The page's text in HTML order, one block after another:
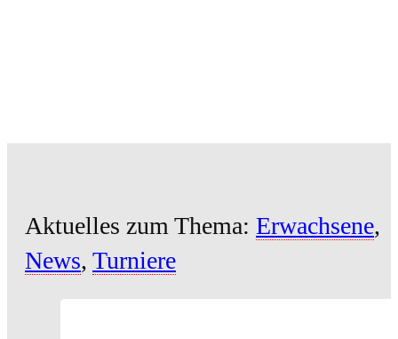
Aktuelles zum Thema: Erwachsene,
News, Turniere